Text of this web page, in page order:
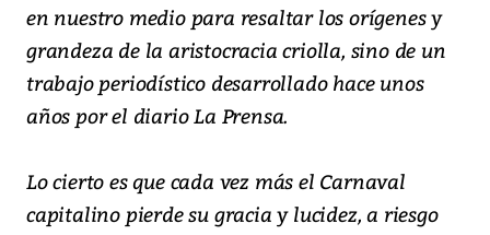
en nuestro medio para resaltar los orígenes y
grandeza de la aristocracia criolla, sino de un
trabajo periodístico desarrollado hace unos
años por el diario La Prensa.
Lo cierto es que cada vez más el Carnaval
capitalino pierde su gracia y lucidez, a riesgo